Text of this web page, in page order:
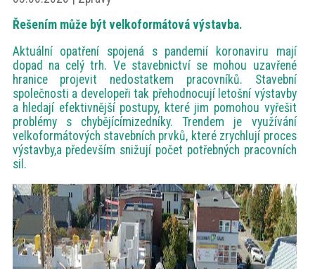
ProfiMag
Kontakt
Řešením může být velkoformátová výstavba.
Aktuální opatření spojená s pandemií koronaviru mají
dopad na celý trh. Ve stavebnictví se mohou uzavřené
hranice projevit nedostatkem pracovníků. Stavební
společnosti a developeři tak přehodnocují letošní výstavby
a hledají efektivnější postupy, které jim pomohou vyřešit
problémy s chybějícímizedníky. Trendem je využívání
velkoformátových stavebních prvků, které zrychlují proces
výstavby,a především snižují počet potřebných pracovních
sil.